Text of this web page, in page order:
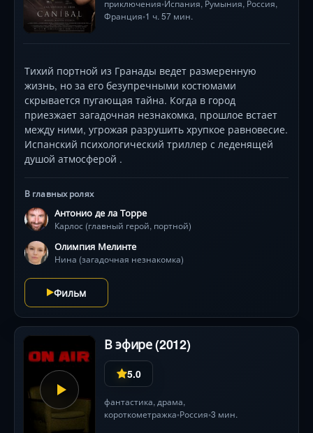
приключения•Испания, Румыния, Россия,
Франция•1 ч. 57 мин.
Тихий портной из Гранады ведет размеренную
жизнь, но за его безупречными костюмами
скрывается пугающая тайна. Когда в город
приезжает загадочная незнакомка, прошлое встает
между ними, угрожая разрушить хрупкое равновесие.
Испанский психологический триллер с леденящей
душой атмосферой .
В главных ролях
Антонио де ла Торре
Карлос (главный герой, портной)
Олимпия Мелинте
Нина (загадочная незнакомка)
Фильм
В эфире (2012)
5.0
фантастика, драма,
короткометражка•Россия•3 мин.